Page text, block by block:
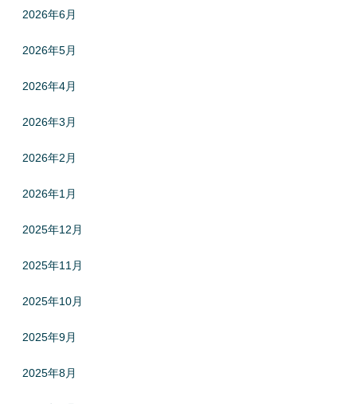
2026年6月
2026年5月
2026年4月
2026年3月
2026年2月
2026年1月
2025年12月
2025年11月
2025年10月
2025年9月
2025年8月